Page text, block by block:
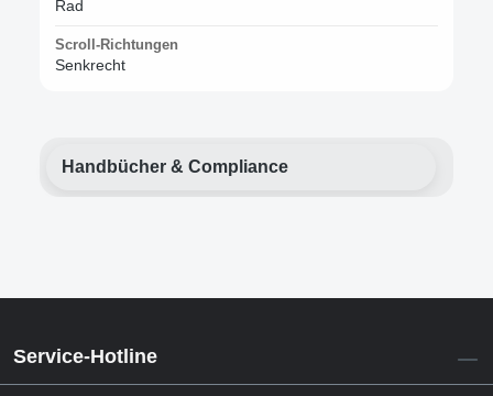
Rad
Scroll-Richtungen
Senkrecht
Handbücher & Compliance
Service-Hotline